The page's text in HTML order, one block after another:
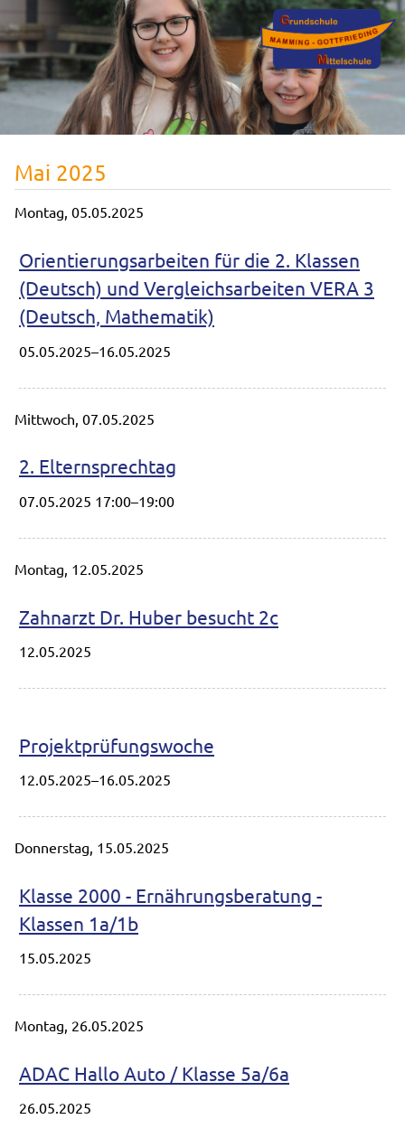
Mai 2025
Montag, 05.05.2025
Orientierungsarbeiten für die 2. Klassen
(Deutsch) und Vergleichsarbeiten VERA 3
(Deutsch, Mathematik)
05.05.2025–16.05.2025
Mittwoch, 07.05.2025
2. Elternsprechtag
07.05.2025 17:00–19:00
Montag, 12.05.2025
Zahnarzt Dr. Huber besucht 2c
12.05.2025
Projektprüfungswoche
12.05.2025–16.05.2025
Donnerstag, 15.05.2025
Klasse 2000 - Ernährungsberatung -
Klassen 1a/1b
15.05.2025
Montag, 26.05.2025
ADAC Hallo Auto / Klasse 5a/6a
26.05.2025